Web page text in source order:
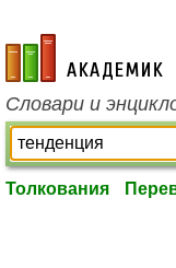
academic.ru
Словари и
Толкования